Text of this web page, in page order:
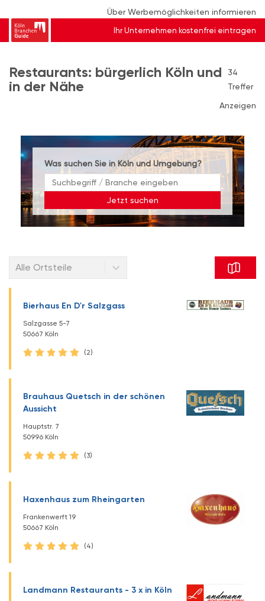
Über Werbemöglichkeiten informieren
Ihr Unternehmen kostenfrei eintragen
Restaurants: bürgerlich Köln und
in der Nähe
34
Treffer
Anzeigen
Was suchen Sie in Köln und Umgebung?
Jetzt suchen
Alle Ortsteile
Bierhaus En D'r Salzgass
Salzgasse 5-7
50667 Köln
(2)
Brauhaus Quetsch in der schönen
Aussicht
Hauptstr. 7
50996 Köln
(3)
Haxenhaus zum Rheingarten
Frankenwerft 19
50667 Köln
(4)
Landmann Restaurants - 3 x in Köln